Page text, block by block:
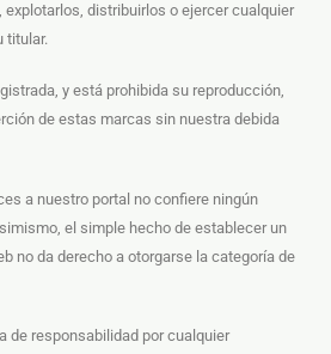
distribuirlos o ejercer cualquier
titular.
y está prohibida su reproducción,
de estas marcas sin nuestra debida
a nuestro portal no confiere ningún
el simple hecho de establecer un
no da derecho a otorgarse la categoría de
de responsabilidad por cualquier